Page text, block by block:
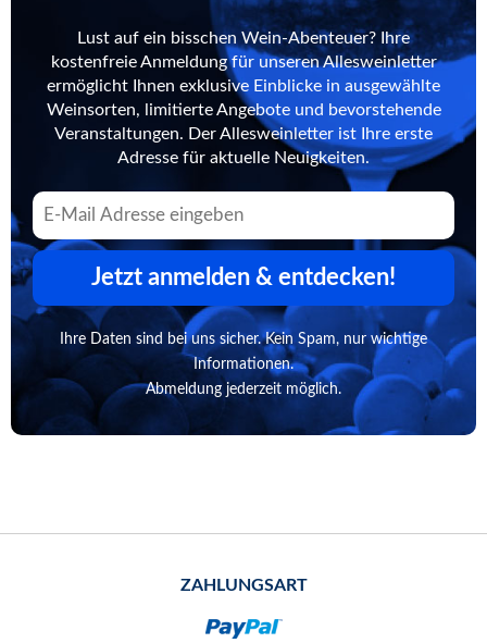
Lust auf ein bisschen Wein-Abenteuer? Ihre
kostenfreie Anmeldung für unseren Allesweinletter
ermöglicht Ihnen exklusive Einblicke in ausgewählte
Weinsorten, limitierte Angebote und bevorstehende
Veranstaltungen. Der Allesweinletter ist Ihre erste
Adresse für aktuelle Neuigkeiten.
Jetzt anmelden & entdecken!
Ihre Daten sind bei uns sicher. Kein Spam, nur wichtige
Informationen.
Abmeldung jederzeit möglich.
ZAHLUNGSART